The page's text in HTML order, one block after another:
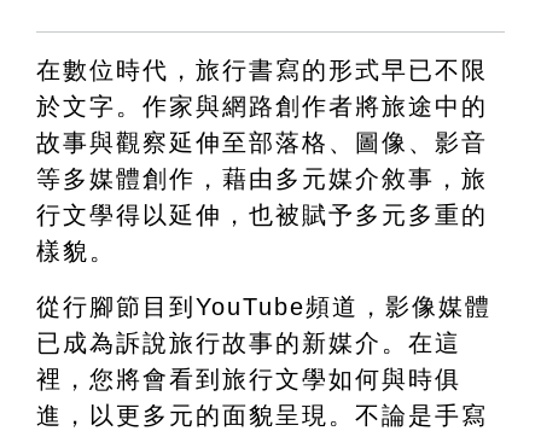
在數位時代，旅行書寫的形式早已不限
於文字。作家與網路創作者將旅途中的
故事與觀察延伸至部落格、圖像、影音
等多媒體創作，藉由多元媒介敘事，旅
行文學得以延伸，也被賦予多元多重的
樣貌。
從行腳節目到YouTube頻道，影像媒體
已成為訴說旅行故事的新媒介。在這
裡，您將會看到旅行文學如何與時俱
進，以更多元的面貌呈現。不論是手寫